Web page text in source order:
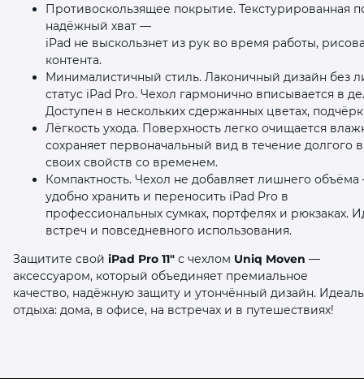
Противоскользящее покрытие. Текстурированная
надёжный хват —
iPad не выскользнет из рук во время работы,
контента.
Минималистичный стиль. Лаконичный дизайн без
статус iPad Pro. Чехол гармонично вписывается в
Доступен в нескольких сдержанных цветах,
Лёгкость ухода. Поверхность легко очищается
сохраняет первоначальный вид в течение
своих свойств со временем.
Компактность. Чехол не добавляет лишнего
удобно хранить и переносить iPad Pro в
профессиональных сумках, портфелях и рюкзаках.
встреч и повседневного использования.
Защитите свой iPad Pro 11″ с чехлом Uniq Moven —
аксессуаром, который объединяет премиальное
качество, надёжную защиту и утончённый дизайн.
отдыха: дома, в офисе, на встречах и в путешествиях!